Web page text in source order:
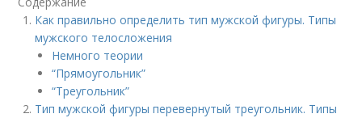
Как правильно определить тип мужской фигуры. Типы
мужского телосложения
Немного теории
“Прямоугольник”
“Треугольник”
Тип мужской фигуры перевернутый треугольник. Типы